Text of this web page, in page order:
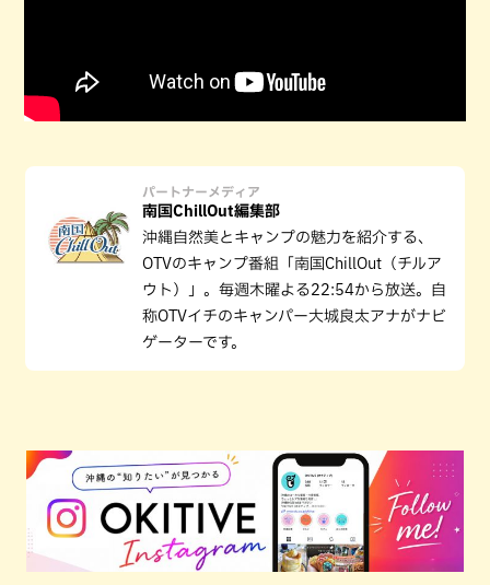
パートナーメディア
南国ChillOut編集部
沖縄自然美とキャンプの魅力を紹介する、
OTVのキャンプ番組「南国ChillOut（チルア
ウト）」。毎週木曜よる22:54から放送。自
称OTVイチのキャンパー大城良太アナがナビ
ゲーターです。